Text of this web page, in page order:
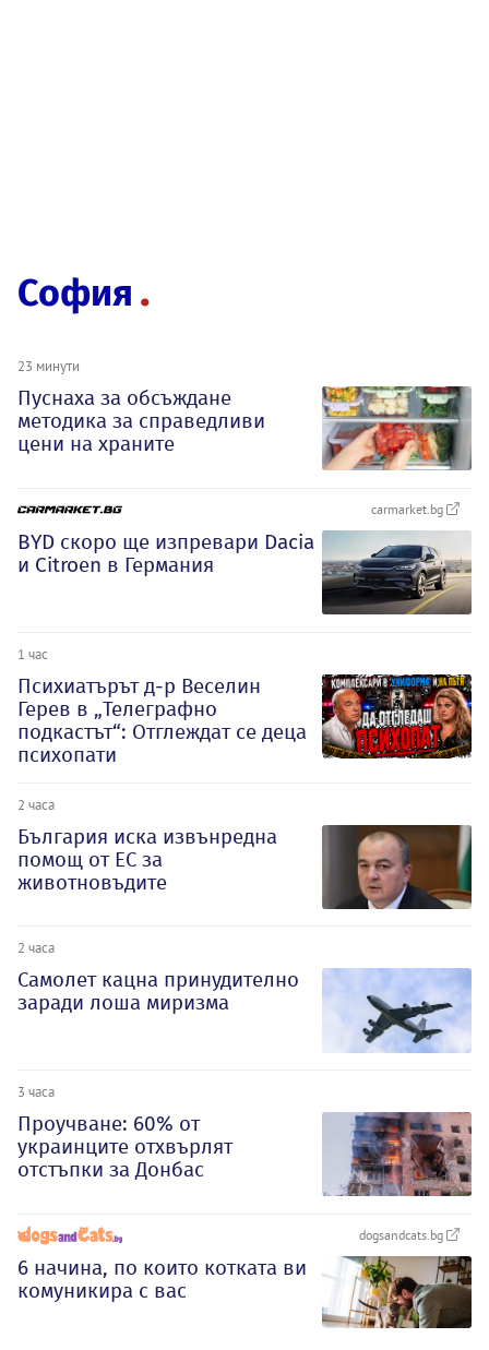
София
23 минути
Пуснаха за обсъждане
методика за справедливи
цени на храните
carmarket.bg
BYD скоро ще изпревари Dacia
и Citroеn в Германия
1 час
Психиатърът д-р Веселин
Герев в „Телеграфно
подкастът“: Отглеждат се деца
психопати
2 часа
България иска извънредна
помощ от ЕС за
животновъдите
2 часа
Самолет кацна принудително
заради лоша миризма
3 часа
Проучване: 60% от
украинците отхвърлят
отстъпки за Донбас
dogsandcats.bg
6 начина, по които котката ви
комуникира с вас